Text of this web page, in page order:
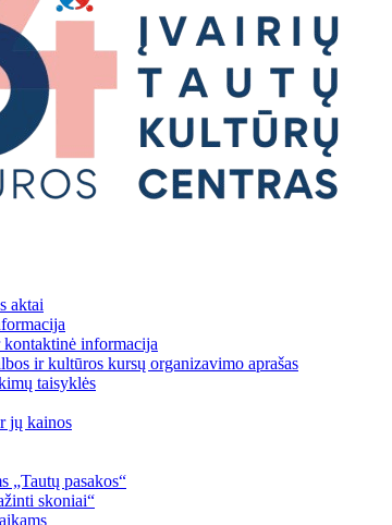
aktai
kontaktinė informacija
ir kultūros kursų organizavimo aprašas
taisyklės
jų kainos
„Tautų pasakos“
skoniai“